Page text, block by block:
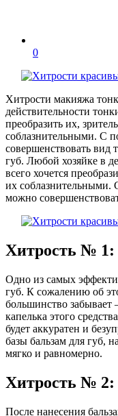
0
Хитрости макияжа
действительности
преобразить их,
соблазнительными. С
совершенствовать вид
губ. Любой хозяйке в
всего хочется
их соблазнительными.
можно
Хитрость № 1:
Одно из самых
губ. К сожалению об
большинство забывает
капелька этого
будет аккуратен и
базы бальзам для губ,
мягко и равномерно.
Хитрость №
После нанесения